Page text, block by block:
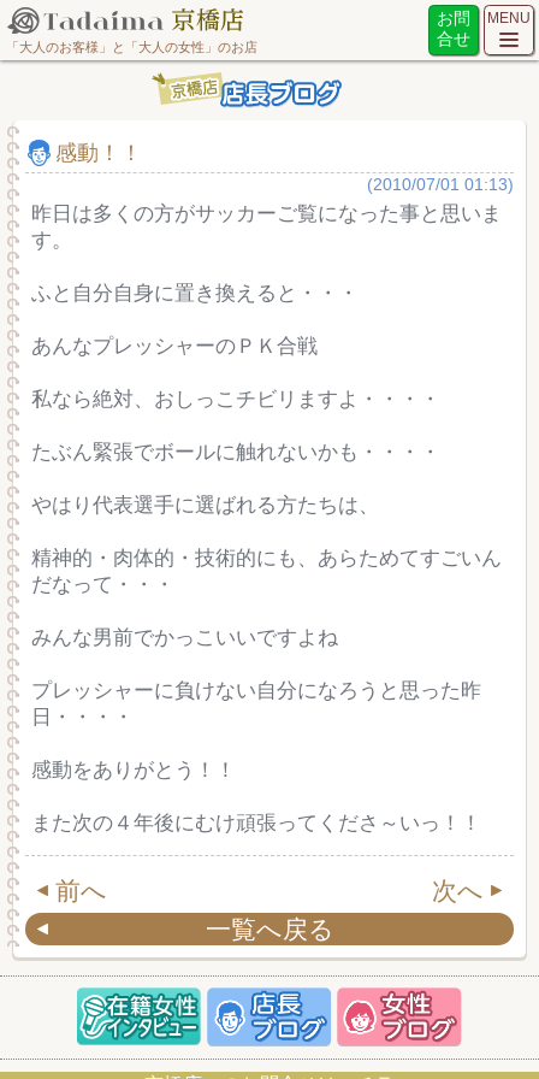
「大人のお客様」と「大人の女性」のお店
お問
合せ
MENU
感動！！
(2010/07/01 01:13)
昨日は多くの方がサッカーご覧になった事と思いま
す。
ふと自分自身に置き換えると・・・
あんなプレッシャーのＰＫ合戦
私なら絶対、おしっこチビリますよ・・・・
たぶん緊張でボールに触れないかも・・・・
やはり代表選手に選ばれる方たちは、
精神的・肉体的・技術的にも、あらためてすごいん
だなって・・・
みんな男前でかっこいいですよね
プレッシャーに負けない自分になろうと思った昨
日・・・・
感動をありがとう！！
また次の４年後にむけ頑張ってくださ～いっ！！
前へ
次へ
一覧へ戻る